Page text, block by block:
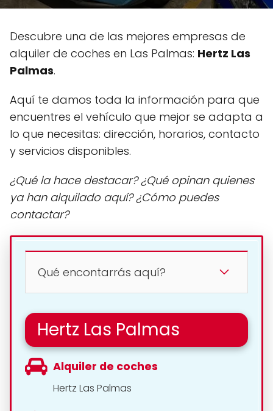
Descubre una de las mejores empresas de
alquiler de coches en Las Palmas: Hertz Las
Palmas.
Aquí te damos toda la información para que
encuentres el vehículo que mejor se adapta a
lo que necesitas: dirección, horarios, contacto
y servicios disponibles.
¿Qué la hace destacar? ¿Qué opinan quienes
ya han alquilado aquí? ¿Cómo puedes
contactar?
Qué encontarrás aquí?
Hertz Las Palmas
Alquiler de coches
Hertz Las Palmas